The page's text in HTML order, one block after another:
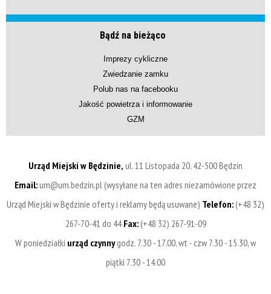
Bądź na bieżąco
Imprezy cykliczne
Zwiedzanie zamku
Polub nas na facebooku
Jakość powietrza i informowanie
GZM
Urząd Miejski w Będzinie, ul. 11 Listopada 20, 42-500 Będzin
Email:um@um.bedzin.pl (wysyłane na ten adres niezamówione przez
Urząd Miejski w Będzinie oferty i reklamy będą usuwane) Telefon:(+48 32)
267-70-41 do 44Fax:(+48 32) 267-91-09
W poniedziałki urząd czynnygodz. 7.30 - 17.00, wt - czw 7.30 - 15.30, w
piątki 7.30 - 14.00